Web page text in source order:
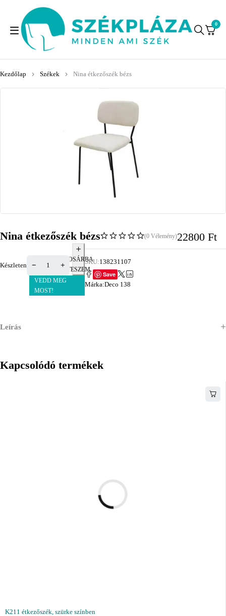
0
Kezdőlap Székek Nina étkezőszék bézs
Nina étkezőszék bézs (0 Vélemény)22800 Ft
Készleten
KOSÁRBA
TESZEM
VEDD MEG
MOST!
SKU:138231107
Save
Márka:Deco 138
Leírás
Kapcsolódó termékek
K211 étkezőszék, szürke színben